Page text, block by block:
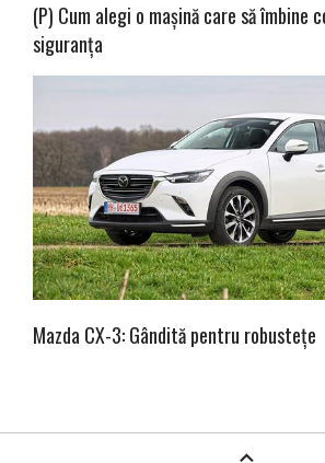
(P) Cum alegi o mașină care să îmbine
siguranța
Mazda CX-3: Gândită pentru robustețe